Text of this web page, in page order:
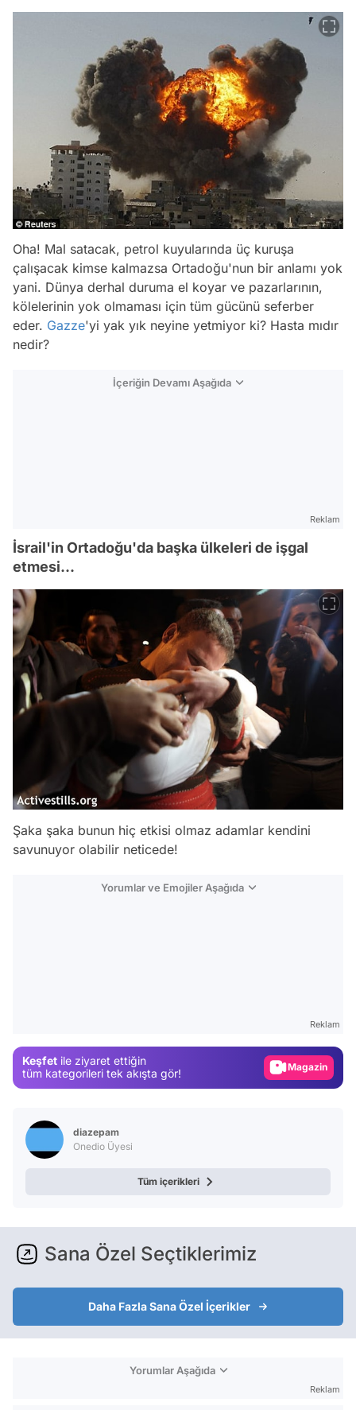
Oha! Mal satacak, petrol kuyularında üç kuruşa
çalışacak kimse kalmazsa Ortadoğu'nun bir anlamı yok
yani. Dünya derhal duruma el koyar ve pazarlarının,
kölelerinin yok olmaması için tüm gücünü seferber
eder. Gazze'yi yak yık neyine yetmiyor ki? Hasta mıdır
nedir?
İçeriğin Devamı Aşağıda
Reklam
İsrail'in Ortadoğu'da başka ülkeleri de işgal
etmesi...
Şaka şaka bunun hiç etkisi olmaz adamlar kendini
savunuyor olabilir neticede!
Yorumlar ve Emojiler Aşağıda
Reklam
Keşfet ile ziyaret ettiğin
tüm kategorileri tek akışta gör!
Magazin
diazepam
Onedio Üyesi
Tüm içerikleri
Sana Özel Seçtiklerimiz
Daha Fazla Sana Özel İçerikler
Yorumlar Aşağıda
Reklam